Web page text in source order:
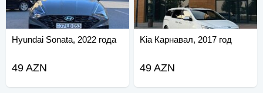
Hyundai Sonata, 2022 года
49 AZN
Kia Карнавал, 2017 год
49 AZN